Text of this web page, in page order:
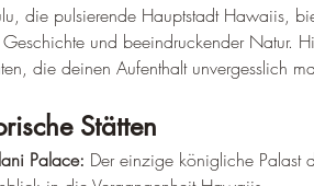
die pulsierende Hauptstadt Hawaiis,
Geschichte und beeindruckender Natur.
die deinen Aufenthalt unvergesslich
Stätten
Palace: Der einzige königliche Palast